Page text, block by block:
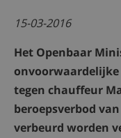
15-03-2016
Het Openbaar
onvoorwaardelijke
tegen chauffeur
beroepsverbod
verbeurd worden